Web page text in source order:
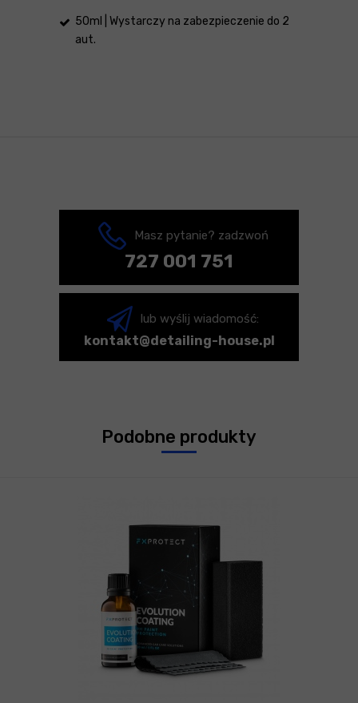
50ml | Wystarczy na zabezpieczenie do 2
aut.
Masz pytanie? zadzwoń
727 001 751
lub wyślij wiadomość:
kontakt@detailing-house.pl
Podobne produkty